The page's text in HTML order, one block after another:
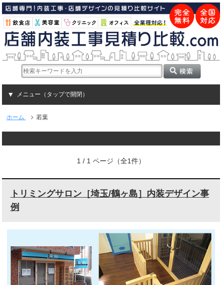
メニュー（タップで開閉）
ホーム 若葉
1 / 1 ページ（全1件）
トリミングサロン［埼玉/鶴ヶ島］内装デザイン事
例